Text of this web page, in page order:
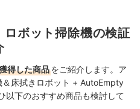
ボット掃除機の検証
得した商品をご紹介します。ア
床拭きロボット + AutoEmpty
以下のおすすめ商品も検討して